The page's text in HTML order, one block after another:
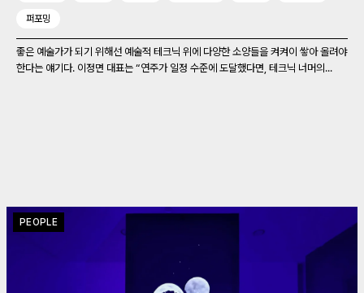
퍼포밍
좋은 예술가가 되기 위해선 예술적 테크닉 위에 다양한 소양들을 켜켜이 쌓아 올려야
한다는 얘기다. 이정면 대표는 “연주가 일정 수준에 도달했다면, 테크닉 너머의...
PEOPLE